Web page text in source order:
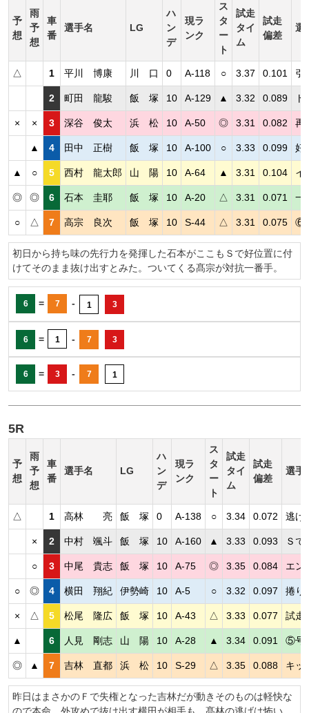
予
想
雨
予
想
車
番
選手名 LG
ハ
ン
デ
現ラ
ンク
ス
タ
ー
ト
試走
タイ
ム
試走
偏差
選
△ 1 平川 博康 川 口 0 A-118 ○ 3.37 0.101 引
2 町田 龍駿 飯 塚 10 A-129 ▲ 3.32 0.089
× × 3 深谷 俊太 浜 松 10 A-50 ◎ 3.31 0.082 再
▲ 4 田中 正樹 飯 塚 10 A-100 ○ 3.33 0.099 好
▲ ○ 5 西村 龍太郎 山 陽 10 A-64 ▲ 3.31 0.104 イ
◎ ◎ 6 石本 圭耶 飯 塚 10 A-20 △ 3.31 0.071 一
○ △ 7 高宗 良次 飯 塚 10 S-44 △ 3.31 0.075 ⑥
初日から持ち味の先行力を発揮した石本がここもＳで好位置に付
けてそのまま抜け出すとみた。ついてくる髙宗が対抗一番手。
6 = 7 - 1 3
6 = 1 - 7 3
6 = 3 - 7 1
5R
予
想
雨
予
想
車
番
選手名 LG
ハ
ン
デ
現ラ
ンク
ス
タ
ー
ト
試走
タイ
ム
試走
偏差
選手
△ 1 高林 亮 飯 塚 0 A-138 ○ 3.34 0.072 逃げ
× 2 中村 颯斗 飯 塚 10 A-160 ▲ 3.33 0.093 Ｓで
○ 3 中尾 貴志 飯 塚 10 A-75 ◎ 3.35 0.084 エン
○ ◎ 4 横田 翔紀 伊勢崎 10 A-5 ○ 3.32 0.097 捲り
× △ 5 松尾 隆広 飯 塚 10 A-43 △ 3.33 0.077 試走
▲ 6 人見 剛志 山 陽 10 A-28 ▲ 3.34 0.091 ⑤号
◎ ▲ 7 吉林 直都 浜 松 10 S-29 △ 3.35 0.088 キッ
昨日はまさかのＦで失権となった吉林だが動きそのものは軽快な